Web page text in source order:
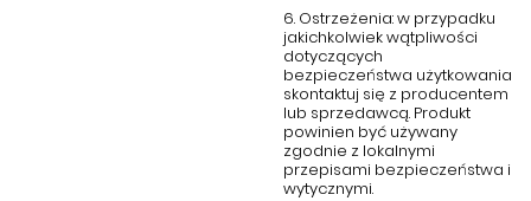
6. Ostrzeżenia: w przypadku
jakichkolwiek wątpliwości
dotyczących
bezpieczeństwa użytkowania
skontaktuj się z producentem
lub sprzedawcą. Produkt
powinien być używany
zgodnie z lokalnymi
przepisami bezpieczeństwa i
wytycznymi.